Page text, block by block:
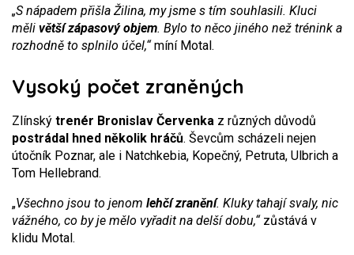
„S nápadem přišla Žilina, my jsme s tím souhlasili. Kluci
měli větší zápasový objem. Bylo to něco jiného než trénink a
rozhodně to splnilo účel,“míní Motal.
Vysoký počet zraněných
Zlínský trenér Bronislav Červenka z různých důvodů
postrádal hned několik hráčů. Ševcům scházeli nejen
útočník Poznar, ale i Natchkebia, Kopečný, Petruta, Ulbrich a
Tom Hellebrand.
„Všechno jsou to jenom lehčí zranění. Kluky tahají svaly, nic
vážného, co by je mělo vyřadit na delší dobu,“ zůstává v
klidu Motal.